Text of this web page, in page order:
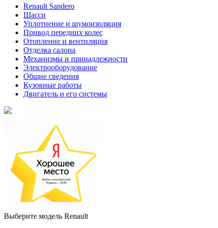
Renault Sandero
Шасси
Уплотнение и шумоизоляция
Привод передних колес
Отопление и вентиляция
Отделка салона
Механизмы и принадлежности
Электрооборудование
Общие сведения
Кузовные работы
Двигатель и его системы
Выберите модель Renault